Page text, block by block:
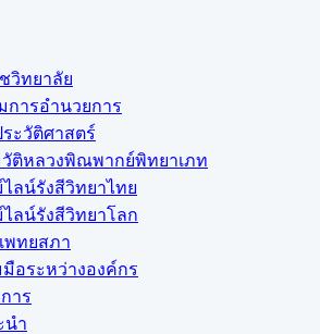
วิทยาลัย
ารอำนวยการ
ะวัติศาสตร์
วัติหลวงพิณพากย์พิทยาเภท
ลน์รังสีวิทยาไทย
ลน์รังสีวิทยาโลก
พทยสภา
อระหว่างองค์กร
าร
นำ